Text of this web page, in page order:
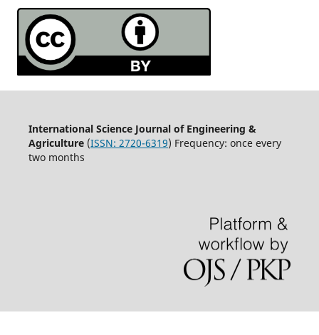
International Science Journal of Engineering &
Agriculture(ISSN: 2720-6319) Frequency: once every
two months